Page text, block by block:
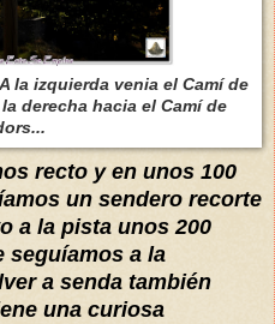
la izquierda venia el Camí de
derecha hacia el Camí de
recto y en unos 100
un sendero recorte
a la pista unos 200
seguíamos a la
a senda también
una curiosa